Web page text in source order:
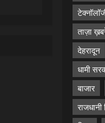
ताज़ा
देहरादून
धामी
बाजार
राजधानी